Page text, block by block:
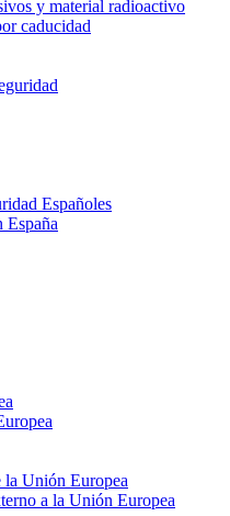
y material radioactivo
caducidad
Españoles
España
la Unión Europea
a la Unión Europea